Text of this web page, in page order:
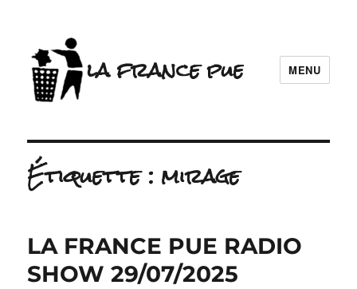
la france pue MENU
Étiquette : mirage
LA FRANCE PUE RADIO
SHOW 29/07/2025